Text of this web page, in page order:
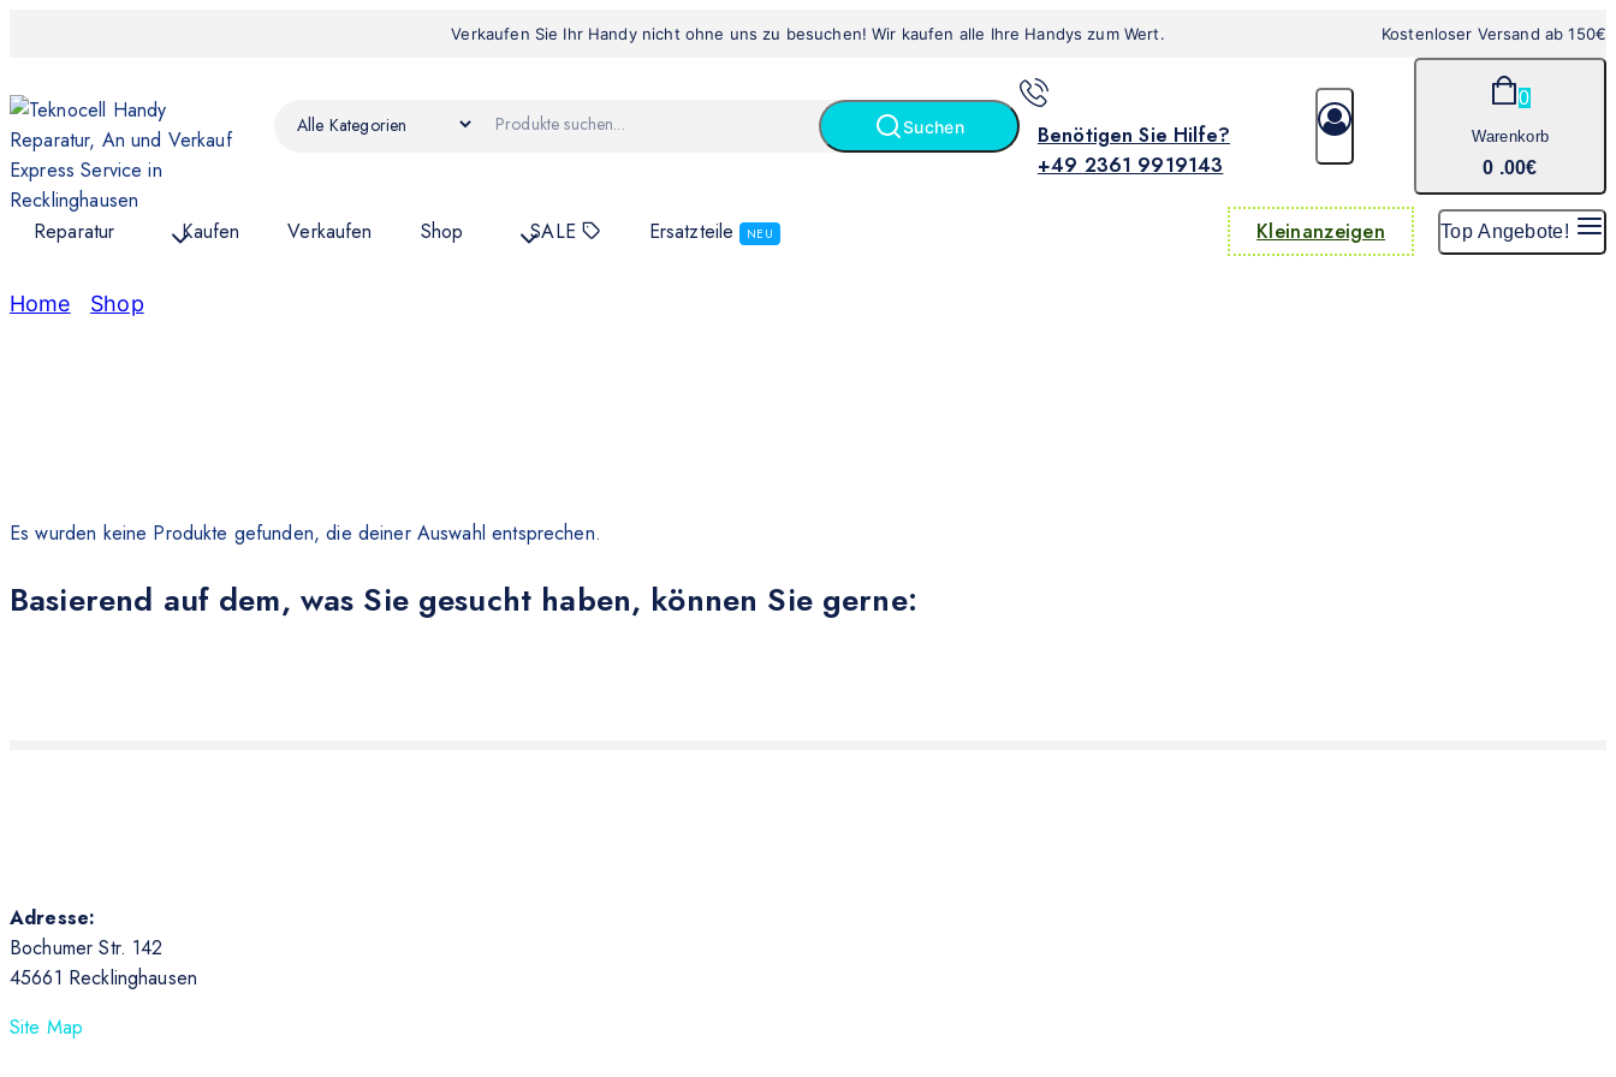
Verkaufen Sie Ihr Handy nicht ohne uns zu besuchen! Wir kaufen alle Ihre Handys zum Wert. Kostenloser Versand ab 150€
Suchen
Benötigen Sie Hilfe?
+49 2361 9919143
0
Warenkorb
0 .00€
Reparatur Kaufen Verkaufen Shop SALE Ersatzteile NEU Kleinanzeigen Top Angebote!
Home Shop
Es wurden keine Produkte gefunden, die deiner Auswahl entsprechen.
Basierend auf dem, was Sie gesucht haben, können Sie gerne:
Adresse:
Bochumer Str. 142
45661 Recklinghausen
Site Map